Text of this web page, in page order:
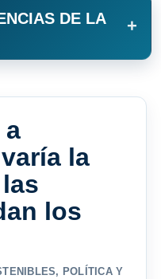
DE LA
+
a
la
los
, POLÍTICA Y